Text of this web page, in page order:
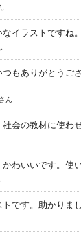
イラストですね。
もありがとうご
ん
会の教材に使わ
わいいです。使い
です。助かりまし